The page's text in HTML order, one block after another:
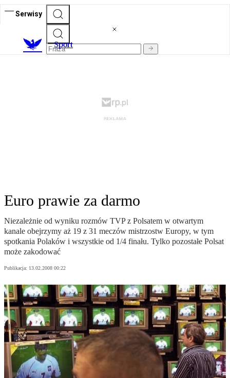
Serwisy
Sport
Euro prawie za darmo
Niezależnie od wyniku rozmów TVP z Polsatem w otwartym
kanale obejrzymy aż 19 z 31 meczów mistrzostw Europy, w tym
spotkania Polaków i wszystkie od 1/4 finału. Tylko pozostałe Polsat
może zakodować
Publikacja: 13.02.2008 00:22